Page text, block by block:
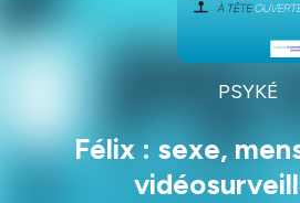
PSYKÉ
Félix : sexe,